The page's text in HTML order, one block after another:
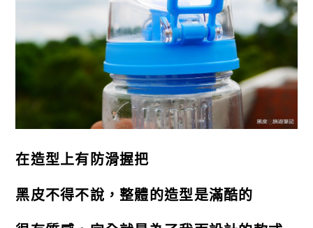
在造型上有防滑握把
黑皮不得不說，整體的造型是滿酷的